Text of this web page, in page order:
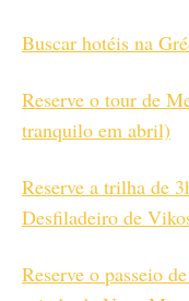
Buscar hotéis na
Reserve o tour de
tranquilo em abril)
Reserve a trilha de
Desfiladeiro de
Reserve o passeio